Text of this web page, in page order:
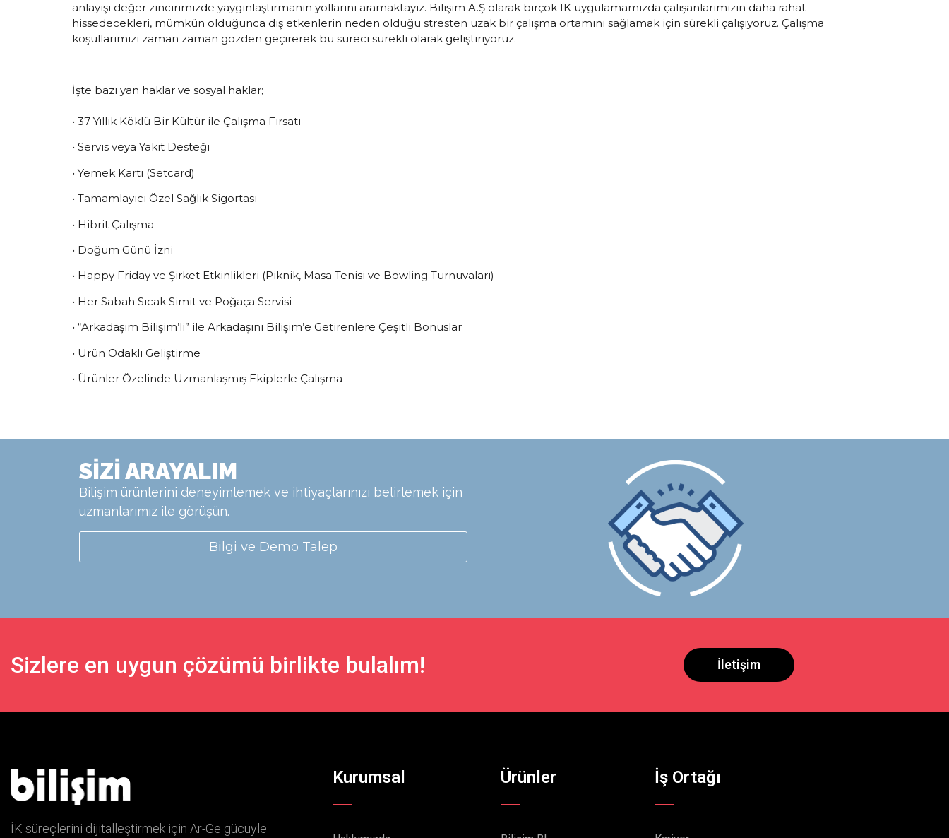
anlayışı değer zincirimizde yaygınlaştırmanın yollarını aramaktayız. Bilişim A.Ş olarak birçok IK uygulamamızda çalışanlarımızın daha rahat
hissedecekleri, mümkün olduğunca dış etkenlerin neden olduğu stresten uzak bir çalışma ortamını sağlamak için sürekli çalışıyoruz. Çalışma
koşullarımızı zaman zaman gözden geçirerek bu süreci sürekli olarak geliştiriyoruz.
İşte bazı yan haklar ve sosyal haklar;
• 37 Yıllık Köklü Bir Kültür ile Çalışma Fırsatı
• Servis veya Yakıt Desteği
• Yemek Kartı (Setcard)
• Tamamlayıcı Özel Sağlık Sigortası
• Hibrit Çalışma
• Doğum Günü İzni
• Happy Friday ve Şirket Etkinlikleri (Piknik, Masa Tenisi ve Bowling Turnuvaları)
• Her Sabah Sıcak Simit ve Poğaça Servisi
• “Arkadaşım Bilişim’li” ile Arkadaşını Bilişim’e Getirenlere Çeşitli Bonuslar
• Ürün Odaklı Geliştirme
• Ürünler Özelinde Uzmanlaşmış Ekiplerle Çalışma
SİZİ ARAYALIM
Bilişim ürünlerini deneyimlemek ve ihtiyaçlarınızı belirlemek için
uzmanlarımız ile görüşün.
Bilgi ve Demo Talep
Sizlere en uygun çözümü birlikte bulalım! İletişim
İK süreçlerini dijitalleştirmek için Ar-Ge gücüyle
Kurumsal Ürünler İş Ortağı